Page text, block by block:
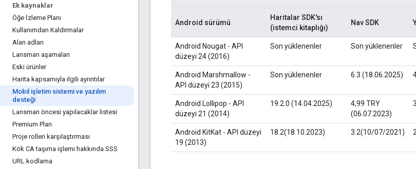
Ek kaynaklar
Öğe İzleme Planı
Kullanımdan Kaldırmalar
Alan adları
Lansman aşamaları
Eski ürünler
Harita kapsamıyla ilgili ayrıntılar
Mobil işletim sistemi ve yazılım
desteği
Lansman öncesi yapılacaklar listesi
Premium Plan
Proje rolleri karşılaştırması
Kök CA taşıma işlemi hakkında SSS
URL kodlama
Android sürümü
Haritalar SDK'sı
(istemci kitaplığı)
Nav SDK
Android Nougat - API
düzeyi 24 (2016)
Son yüklenenler Son yüklenenler
Android Marshmallow -
API düzeyi 23 (2015)
Son yüklenenler 6.3 (18.06.2025)
Android Lollipop - API
düzeyi 21 (2014)
19.2.0 (14.04.2025)
4,99 TRY
(06.07.2023)
Android KitKat - API düzeyi
19 (2013)
18.2(18.10.2023) 3.2(10/07/2021)